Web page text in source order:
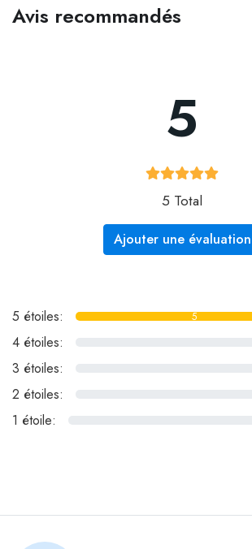
Avis recommandés
5
5 Total
Ajouter une évaluation
5 étoiles: 5
4 étoiles:
3 étoiles:
2 étoiles:
1 étoile: